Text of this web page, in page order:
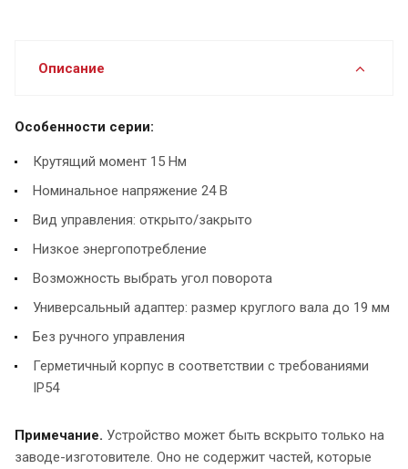
Описание
Особенности серии:
Крутящий момент 15 Нм
Номинальное напряжение 24 В
Вид управления: открыто/закрыто
Низкое энергопотребление
Возможность выбрать угол поворота
Универсальный адаптер: размер круглого вала до 19 мм
Без ручного управления
Герметичный корпус в соответствии с требованиями
IР54
Примечание. Устройство может быть вскрыто только на
заводе-изготовителе. Оно не содержит частей, которые